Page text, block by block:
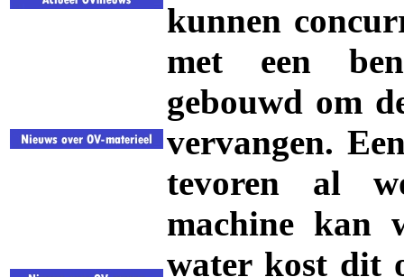
kunnen
met een
gebouwd om
vervangen.
tevoren al
machine kan
water kost dit